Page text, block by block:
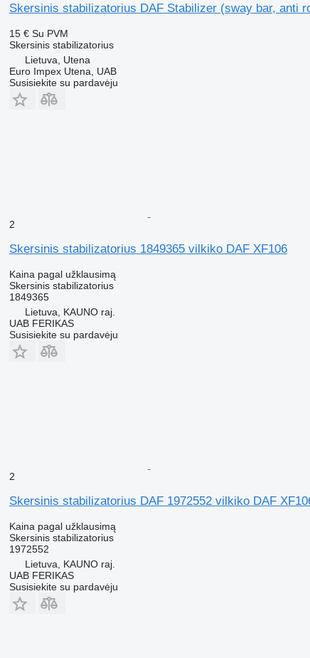
Skersinis stabilizatorius DAF Stabilizer (sway bar, anti
15 € Su PVM
Skersinis stabilizatorius
Lietuva, Utena
Euro Impex Utena, UAB
Susisiekite su pardavėju
2
Skersinis stabilizatorius 1849365 vilkiko DAF XF106
Kaina pagal užklausimą
Skersinis stabilizatorius
1849365
Lietuva, KAUNO raj.
UAB FERIKAS
Susisiekite su pardavėju
2
Skersinis stabilizatorius DAF 1972552 vilkiko DAF
Kaina pagal užklausimą
Skersinis stabilizatorius
1972552
Lietuva, KAUNO raj.
UAB FERIKAS
Susisiekite su pardavėju